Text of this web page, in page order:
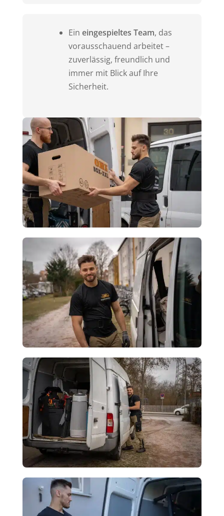
Ein eingespieltes Team, das
vorausschauend arbeitet –
zuverlässig, freundlich und
immer mit Blick auf Ihre
Sicherheit.